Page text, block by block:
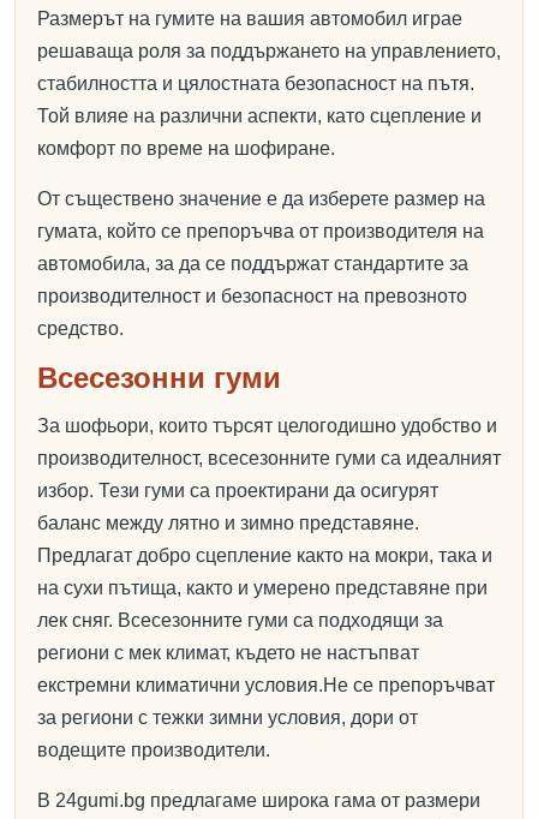
Размерът на гумите на вашия автомобил играе
решаваща роля за поддържането на управлението,
стабилността и цялостната безопасност на пътя.
Той влияе на различни аспекти, като сцепление и
комфорт по време на шофиране.
От съществено значение е да изберете размер на
гумата, който се препоръчва от производителя на
автомобила, за да се поддържат стандартите за
производителност и безопасност на превозното
средство.
Всесезонни гуми
За шофьори, които търсят целогодишно удобство и
производителност, всесезонните гуми са идеалният
избор. Тези гуми са проектирани да осигурят
баланс между лятно и зимно представяне.
Предлагат добро сцепление както на мокри, така и
на сухи пътища, както и умерено представяне при
лек сняг. Всесезонните гуми са подходящи за
региони с мек климат, където не настъпват
екстремни климатични условия.Не се препоръчват
за региони с тежки зимни условия, дори от
водещите производители.
В 24gumi.bg предлагаме широка гама от размери